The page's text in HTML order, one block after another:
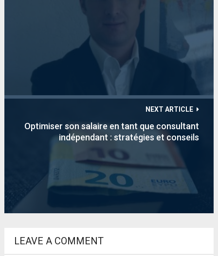
NEXT ARTICLE
Optimiser son salaire en tant que consultant
indépendant : stratégies et conseils
LEAVE A COMMENT